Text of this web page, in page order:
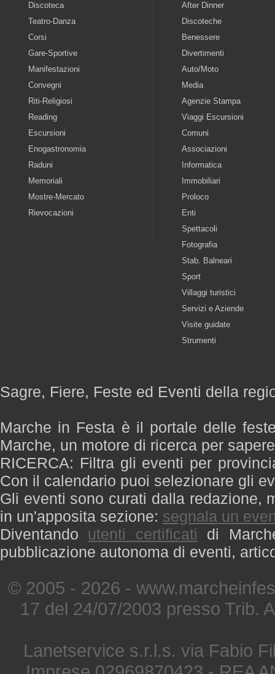
Discoteca
Teatro-Danza
Corsi
Gare-Sportive
Manifestazioni
Convegni
Riti-Religiosi
Reading
Escursioni
Enogastronomia
Raduni
Memoriali
Mostre-Mercato
Rievocazioni
After Dinner
Discoteche
Benessere
Divertimenti
Auto/Moto
Media
Agenzie Stampa
Viaggi Escursioni
Comuni
Associazioni
Informatica
Immobiliari
Proloco
Enti
Spettacoli
Fotografia
Stab. Balneari
Sport
Villaggi turistici
Servizi e Aziende
Visite guidate
Strumenti
Sagre, Fiere, Feste ed Eventi della
Marche in Festa è il portale delle
Marche, un motore di ricerca per
RICERCA: Filtra gli eventi per
Con il calendario puoi selezionare gli
Gli eventi sono curati dalla redazione,
in un'apposita sezione: segnala un
Diventando utenti certificati di
pubblicazione autonoma di eventi,
© 2005 - 2026 -
17 del 24/07/2003 presso Trib.
Lanetservice s.r.l.s. via Fabio